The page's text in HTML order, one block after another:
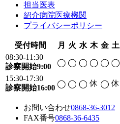
担当医表
紹介病院医療機関
プライバシーポリシー
受付時間 月 火 水 木 金 土
08:30-11:30
診察開始9:00
◯ ◯ ◯ ◯ ◯ ◯
15:30-17:30
診察開始16:00 ◯ ◯ ◯ 休 ◯ 休
お問い合わせ0868-36-3012
FAX番号0868-36-6435